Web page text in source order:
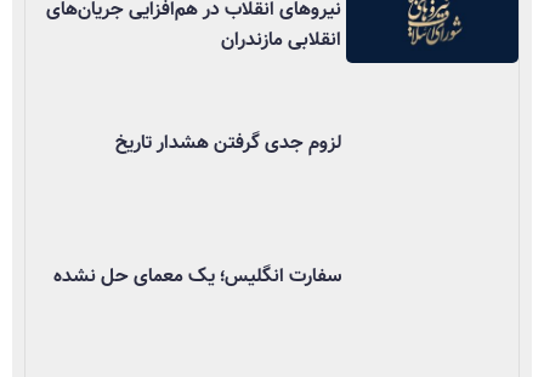
نیروهای انقلاب در هم‌افزایی جریان‌های
انقلابی مازندران
لزوم جدی گرفتن هشدار تاریخ
سفارت انگلیس؛ یک معمای حل نشده